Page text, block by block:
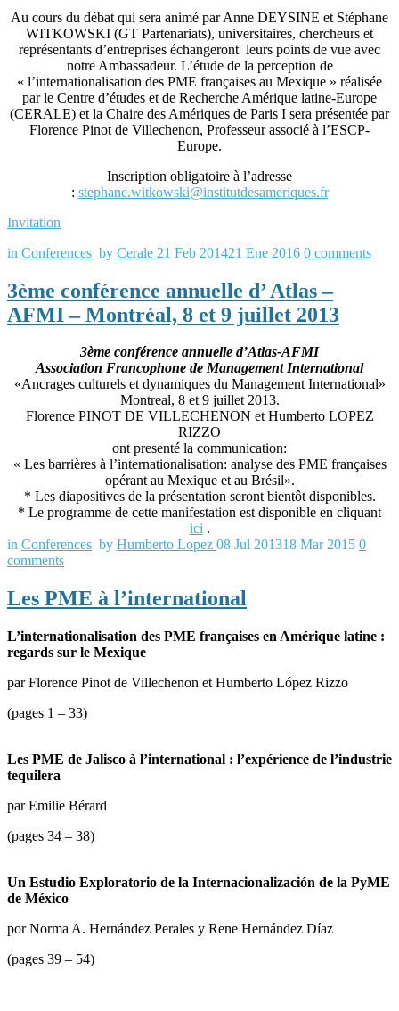
Au cours du débat qui sera animé par Anne DEYSINE et Stéphane
WITKOWSKI (GT Partenariats), universitaires, chercheurs et
représentants d’entreprises échangeront leurs points de vue avec
notre Ambassadeur. L’étude de la perception de
« l’internationalisation des PME françaises au Mexique » réalisée
par le Centre d’études et de Recherche Amérique latine-Europe
(CERALE) et la Chaire des Amériques de Paris I sera présentée par
Florence Pinot de Villechenon, Professeur associé à l’ESCP-
Europe.
Inscription obligatoire à l’adresse
: stephane.witkowski@institutdesameriques.fr
Invitation
in Conferences by Cerale 21 Feb 201421 Ene 2016 0 comments
3ème conférence annuelle d’ Atlas –
AFMI – Montréal, 8 et 9 juillet 2013
3ème conférence annuelle d’Atlas-AFMI
Association Francophone de Management International
«Ancrages culturels et dynamiques du Management International»
Montreal, 8 et 9 juillet 2013.
Florence PINOT DE VILLECHENON et Humberto LOPEZ
RIZZO
ont presenté la communication:
« Les barrières à l’internationalisation: analyse des PME françaises
opérant au Mexique et au Brésil».
* Les diapositives de la présentation seront bientôt disponibles.
* Le programme de cette manifestation est disponible en cliquant
ici.
in Conferences by Humberto Lopez 08 Jul 201318 Mar 2015 0
comments
Les PME à l’international
L’internationalisation des PME françaises en Amérique latine :
regards sur le Mexique
par Florence Pinot de Villechenon et Humberto López Rizzo
(pages 1 – 33)
Les PME de Jalisco à l’international : l’expérience de l’industrie
tequilera
par Emilie Bérard
(pages 34 – 38)
Un Estudio Exploratorio de la Internacionalización de la PyME
de México
por Norma A. Hernández Perales y Rene Hernández Díaz
(pages 39 – 54)